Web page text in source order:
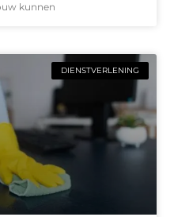
kunnen
DIENSTVERLENING